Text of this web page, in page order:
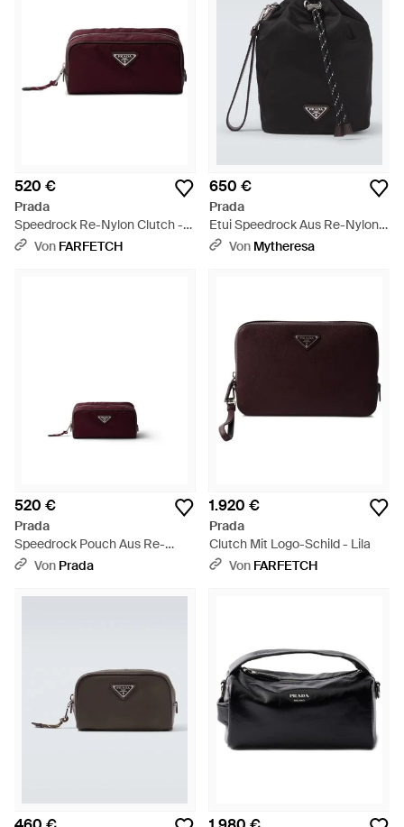
520 €
Prada
Speedrock Re-Nylon Clutch -
Lila Von FARFETCH
650 €
Prada
Etui Speedrock Aus Re-Nylon
Mit Leder - Schwarz
Von Mytheresa
520 €
Prada
Speedrock Pouch Aus Re-
Nylon Und Leder, Herren -
Von Prada
1.920 €
Prada
Clutch Mit Logo-Schild - Lila
Von FARFETCH